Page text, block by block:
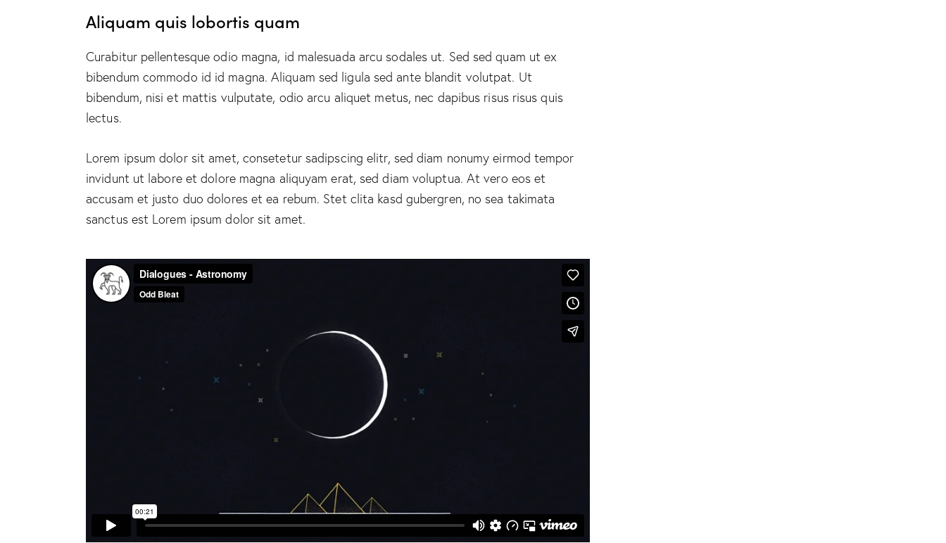
Aliquam quis lobortis quam
Curabitur pellentesque odio magna, id malesuada arcu sodales ut. Sed sed quam ut ex
bibendum commodo id id magna. Aliquam sed ligula sed ante blandit volutpat. Ut
bibendum, nisi et mattis vulputate, odio arcu aliquet metus, nec dapibus risus risus quis
lectus.
Lorem ipsum dolor sit amet, consetetur sadipscing elitr, sed diam nonumy eirmod tempor
invidunt ut labore et dolore magna aliquyam erat, sed diam voluptua. At vero eos et
accusam et justo duo dolores et ea rebum. Stet clita kasd gubergren, no sea takimata
sanctus est Lorem ipsum dolor sit amet.